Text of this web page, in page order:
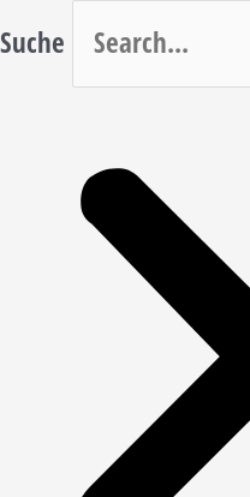
Suche